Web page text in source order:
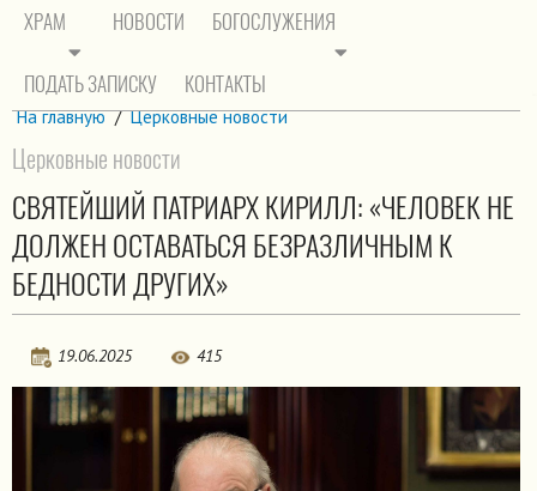
ХРАМ НОВОСТИ БОГОСЛУЖЕНИЯ
ПОДАТЬ ЗАПИСКУ КОНТАКТЫ
На главную / Церковные новости
Церковные новости
СВЯТЕЙШИЙ ПАТРИАРХ КИРИЛЛ: «ЧЕЛОВЕК НЕ
ДОЛЖЕН ОСТАВАТЬСЯ БЕЗРАЗЛИЧНЫМ К
БЕДНОСТИ ДРУГИХ»
19.06.2025 415